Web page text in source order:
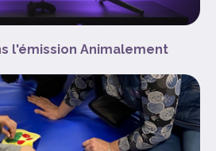
l'émission Animalement